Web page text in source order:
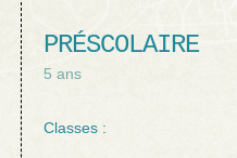
PRÉSCOLAIRE
5 ans
Classes :